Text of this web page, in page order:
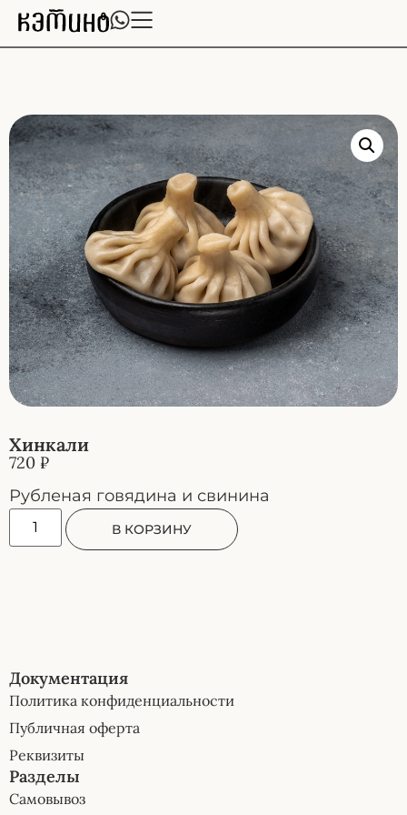
Хинкали
720 ₽
Рубленая говядина и свинина
В КОРЗИНУ
Документация
Политика конфиденциальности
Публичная оферта
Реквизиты
Разделы
Самовывоз